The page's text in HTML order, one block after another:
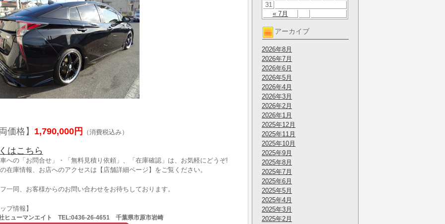
« 7月
31
アーカイブ
2026年8月
2026年7月
2026年6月
2026年5月
2026年4月
2026年3月
2026年2月
2026年1月
2025年12月
2025年11月
2025年10月
2025年9月
2025年8月
2025年7月
2025年6月
2025年5月
2025年4月
2025年3月
2025年2月
価格】 1,790,000円 （消費税込み）
はこちら
への「お問合せ」・「無料見積り依頼」、「在庫確認」は、お気軽にどうぞ!
在庫情報、お店へのアクセスは【店舗詳細ページ】をご覧ください。
一同、お客様からのお問い合わせをお待ちしております。
ップ情報】
ヒューマンエイト TEL:0436-26-4651 千葉県市原市岩崎